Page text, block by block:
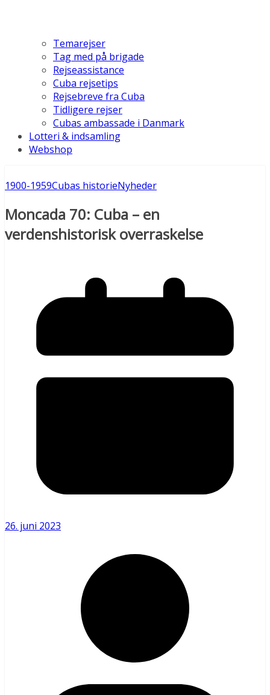
Temarejser
Tag med på brigade
Rejseassistance
Cuba rejsetips
Rejsebreve fra Cuba
Tidligere rejser
Cubas ambassade i Danmark
Lotteri & indsamling
Webshop
1900-1959Cubas historieNyheder
Moncada 70: Cuba – en
verdenshistorisk overraskelse
26. juni 2023